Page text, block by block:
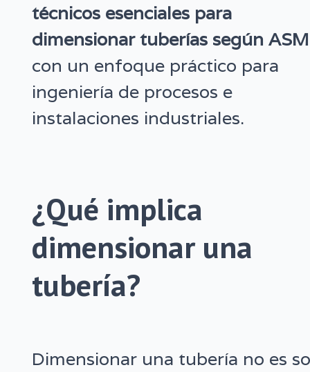
técnicos esenciales para
dimensionar tuberías según
con un enfoque práctico para
ingeniería de procesos e
instalaciones industriales.
¿Qué implica
dimensionar una
tubería?
Dimensionar una tubería no es